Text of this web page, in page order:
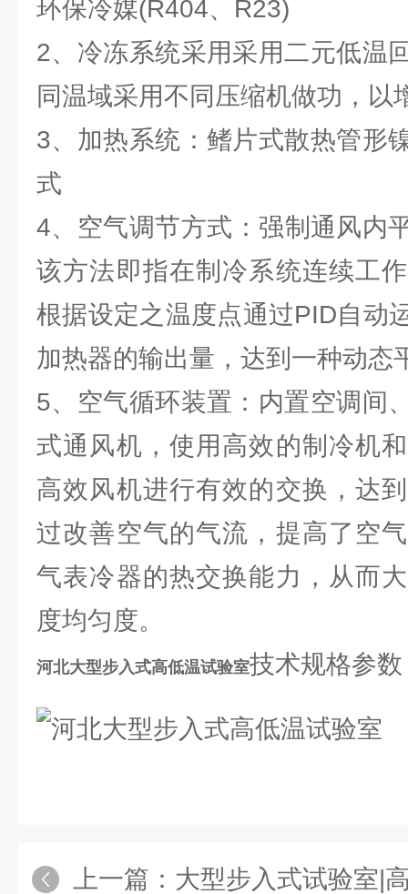
环保冷媒(R404、R23)
2、冷冻系统采用采用二元低温
同温域采用不同压缩机做功，以
3、加热系统：鳍片式散热管形
式
4、空气调节方式：强制通风内
该方法即指在制冷系统连续工
根据设定之温度点通过PID自动
加热器的输出量，达到一种动态
5、空气循环装置：内置空调间
式通风机，使用高效的制冷机
高效风机进行有效的交换，达
过改善空气的气流，提高了空
气表冷器的热交换能力，从而
度均匀度。
河北大型步入式高低温试验室技术规格参数
上一篇： 大型步入式试验室|